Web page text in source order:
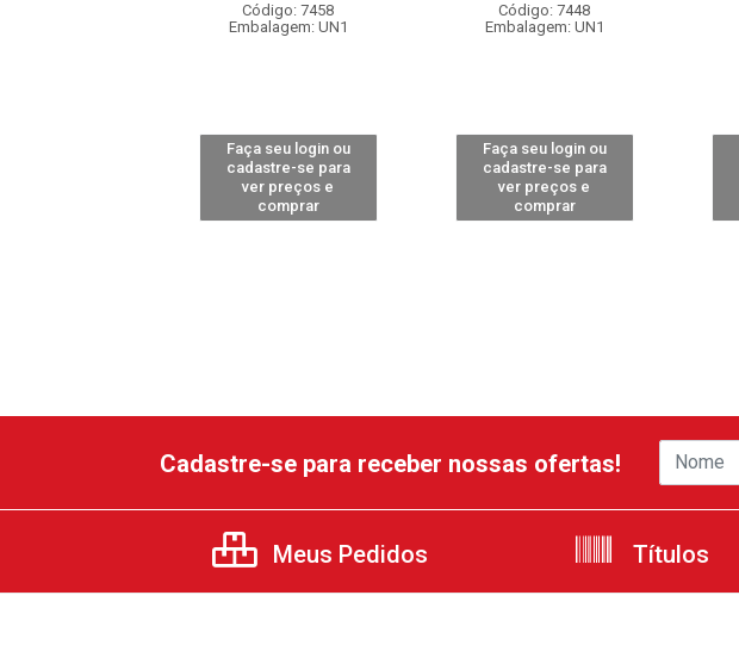
Código: 7458
Embalagem: UN1
Faça seu login ou
cadastre-se para
ver preços e
comprar
Código: 7448
Embalagem: UN1
Faça seu login ou
cadastre-se para
ver preços e
comprar
Cadastre-se para receber nossas ofertas!
Meus Pedidos Títulos